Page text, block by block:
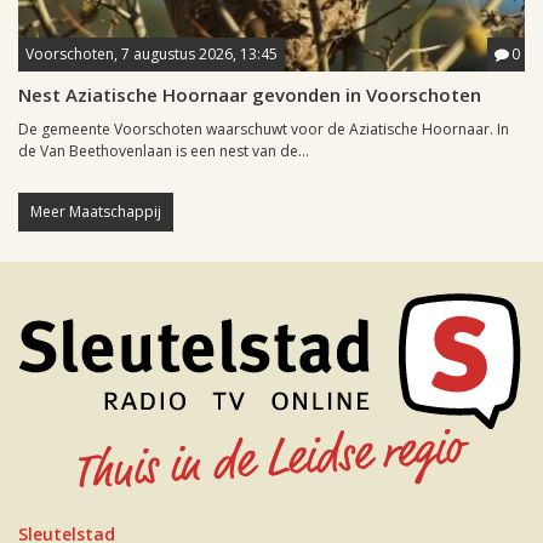
Voorschoten, 7 augustus 2026, 13:45 0
Nest Aziatische Hoornaar gevonden in Voorschoten
De gemeente Voorschoten waarschuwt voor de Aziatische Hoornaar. In
de Van Beethovenlaan is een nest van de...
Meer Maatschappij
Sleutelstad